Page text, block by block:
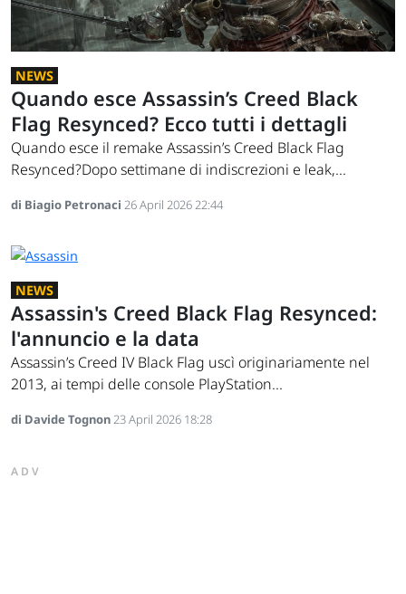
NEWS
Quando esce Assassin’s Creed Black
Flag Resynced? Ecco tutti i dettagli
Quando esce il remake Assassin’s Creed Black Flag
Resynced?Dopo settimane di indiscrezioni e leak,...
di Biagio Petronaci 26 April 2026 22:44
NEWS
Assassin's Creed Black Flag Resynced:
l'annuncio e la data
Assassin’s Creed IV Black Flag uscì originariamente nel
2013, ai tempi delle console PlayStation...
di Davide Tognon 23 April 2026 18:28
ADV